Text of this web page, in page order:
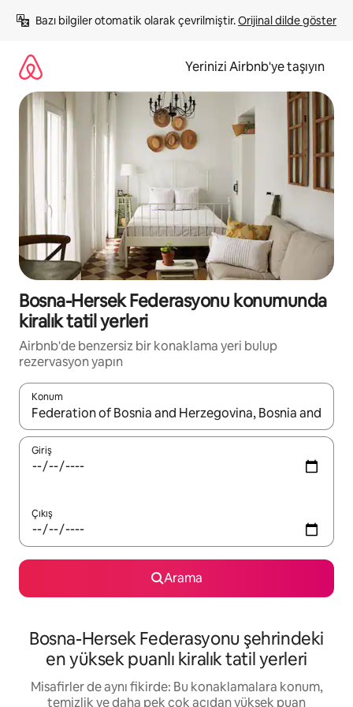
atla
Bazı bilgiler otomatik olarak çevrilmiştir. Orijinal dilde göster
Yerinizi Airbnb'ye taşıyın
Bosna-Hersek Federasyonu konumunda
kiralık tatil yerleri
Airbnb'de benzersiz bir konaklama yeri bulup
rezervasyon yapın
Konum
Sonuçlar kullanılabilir olduğunda yukarı ve aşağı oklarıyla
Giriş
Çıkış
Arama
Bosna-Hersek Federasyonu şehrindeki
en yüksek puanlı kiralık tatil yerleri
Misafirler de aynı fikirde: Bu konaklamalara konum,
temizlik ve daha pek çok açıdan yüksek puan